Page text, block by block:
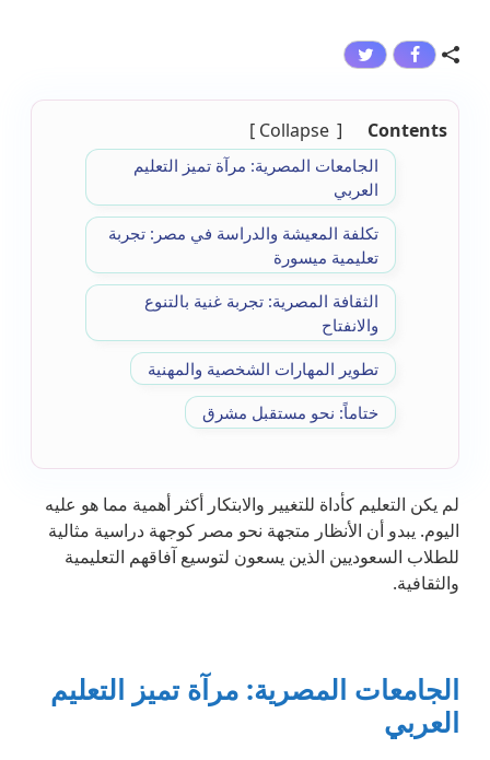
Contents
Collapse
الجامعات المصرية: مرآة تميز التعليم
العربي
تكلفة المعيشة والدراسة في مصر: تجربة
تعليمية ميسورة
الثقافة المصرية: تجربة غنية بالتنوع
والانفتاح
تطوير المهارات الشخصية والمهنية
ختاماً: نحو مستقبل مشرق
لم يكن التعليم كأداة للتغيير والابتكار أكثر أهمية مما هو عليه
اليوم. يبدو أن الأنظار متجهة نحو مصر كوجهة دراسية مثالية
للطلاب السعوديين الذين يسعون لتوسيع آفاقهم التعليمية
والثقافية.
الجامعات المصرية: مرآة تميز التعليم
العربي